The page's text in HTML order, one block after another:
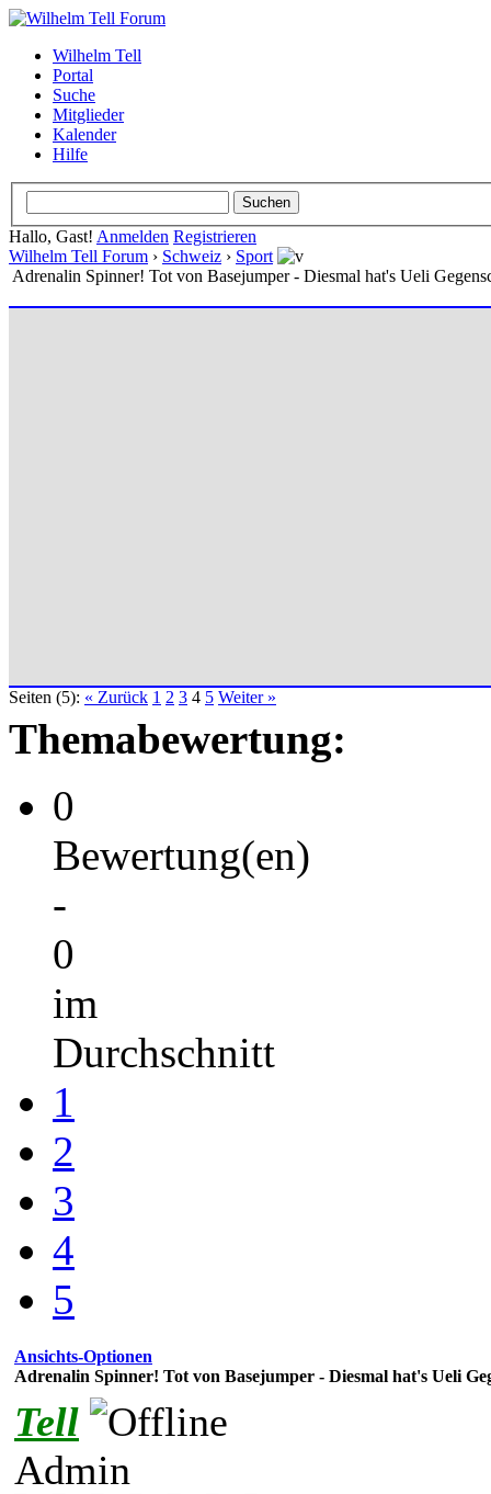
Wilhelm Tell
Portal
Suche
Mitglieder
Kalender
Hilfe
Hallo, Gast! Anmelden Registrieren
Wilhelm Tell Forum › Schweiz › Sport
Adrenalin Spinner! Tot von Basejumper - Diesmal hat's Ueli
Seiten (5): « Zurück 1 2 3 4 5 Weiter »
Themabewertung:
0
Bewertung(en)
-
0
im
Durchschnitt
1
2
3
4
5
Ansichts-Optionen
Adrenalin Spinner! Tot von Basejumper - Diesmal hat's Ueli
Tell
Admin